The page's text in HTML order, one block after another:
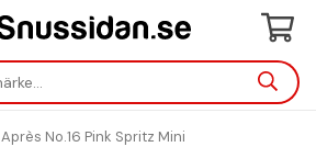
Après No.16 Pink Spritz Mini